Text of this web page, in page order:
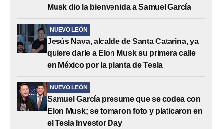
Musk dio la bienvenida a Samuel García
NUEVO LEÓN
Jesús Nava, alcalde de Santa Catarina, ya
quiere darle a Elon Musk su primera calle
en México por la planta de Tesla
NUEVO LEÓN
Samuel García presume que se codea con
Elon Musk; se tomaron foto y platicaron en
el Tesla Investor Day